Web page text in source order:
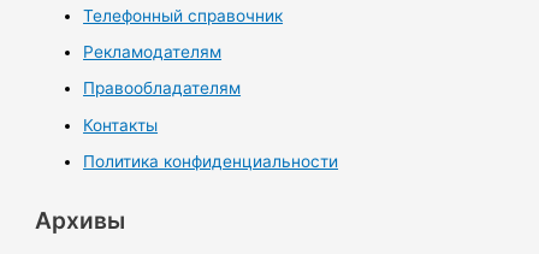
Телефонный справочник
Рекламодателям
Правообладателям
Контакты
Политика конфиденциальности
Архивы